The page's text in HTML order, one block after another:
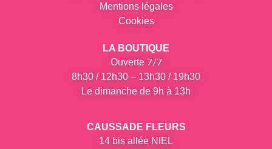
Mentions légales
Cookies
LA BOUTIQUE
Ouverte 7/7
8h30 / 12h30 – 13h30 / 19h30
Le dimanche de 9h à 13h
CAUSSADE FLEURS
14 bis allée NIEL